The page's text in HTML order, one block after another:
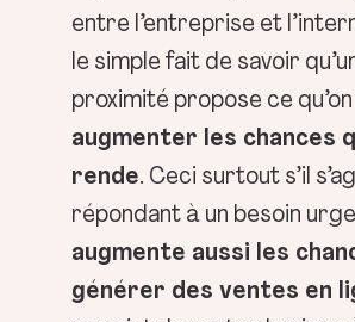
entre l’entreprise et
le simple fait de savoir
proximité propose ce
augmenter les chances
rende. Ceci surtout s’il
répondant à un besoin
augmente aussi les
générer des ventes en